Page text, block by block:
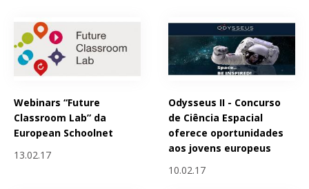
Webinars “Future
Classroom Lab” da
European Schoolnet
13.02.17
Odysseus II - Concurso
de Ciência Espacial
oferece oportunidades
aos jovens europeus
10.02.17